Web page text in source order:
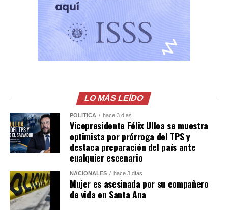
Comparte esto:
Facebook X
LO MÁS LEÍDO
POLÍTICA hace 3 días
Vicepresidente Félix Ulloa se muestra
optimista por prórroga del TPS y
destaca preparación del país ante
cualquier escenario
NACIONALES hace 3 días
Mujer es asesinada por su compañero
de vida en Santa Ana